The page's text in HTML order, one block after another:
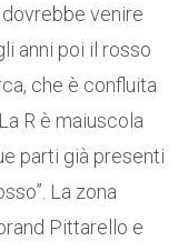
venire
anni poi il rosso
che è confluita
R è maiuscola
parti già presenti
La zona
Pittarello e